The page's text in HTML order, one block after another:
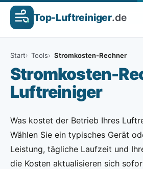
Top-Luftreiniger.de
Start Tools Stromkosten-Rechner
Stromkosten-
Luftreiniger
Was kostet der Betrieb Ihres
Wählen Sie ein typisches Gerät
Leistung, tägliche Laufzeit und
die Kosten aktualisieren sich